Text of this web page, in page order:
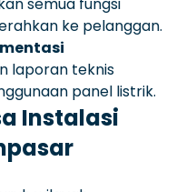
ke pelanggan.
laporan teknis
panel listrik.
Instalasi